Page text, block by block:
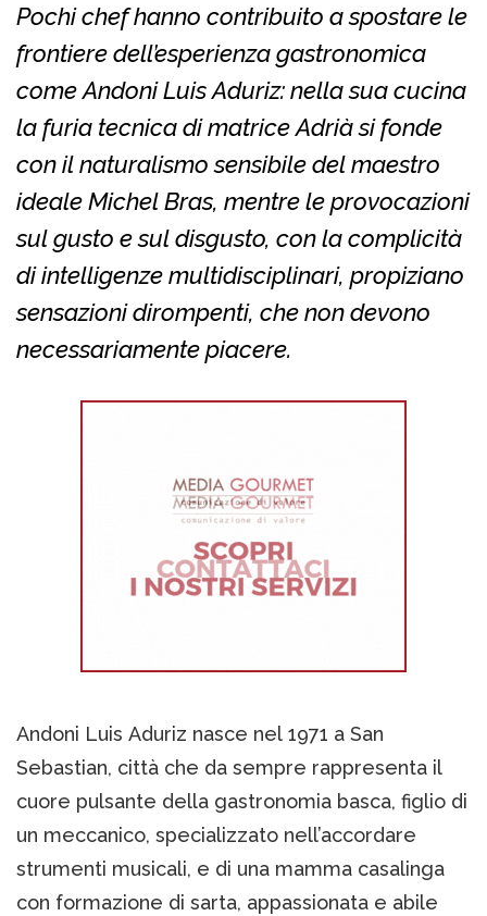
Pochi chef hanno contribuito a spostare le
frontiere dell’esperienza gastronomica
come Andoni Luis Aduriz: nella sua cucina
la furia tecnica di matrice Adrià si fonde
con il naturalismo sensibile del maestro
ideale Michel Bras, mentre le provocazioni
sul gusto e sul disgusto, con la complicità
di intelligenze multidisciplinari, propiziano
sensazioni dirompenti, che non devono
necessariamente piacere.
Andoni Luis Aduriz nasce nel 1971 a San
Sebastian, città che da sempre rappresenta il
cuore pulsante della gastronomia basca, figlio di
un meccanico, specializzato nell’accordare
strumenti musicali, e di una mamma casalinga
con formazione di sarta, appassionata e abile